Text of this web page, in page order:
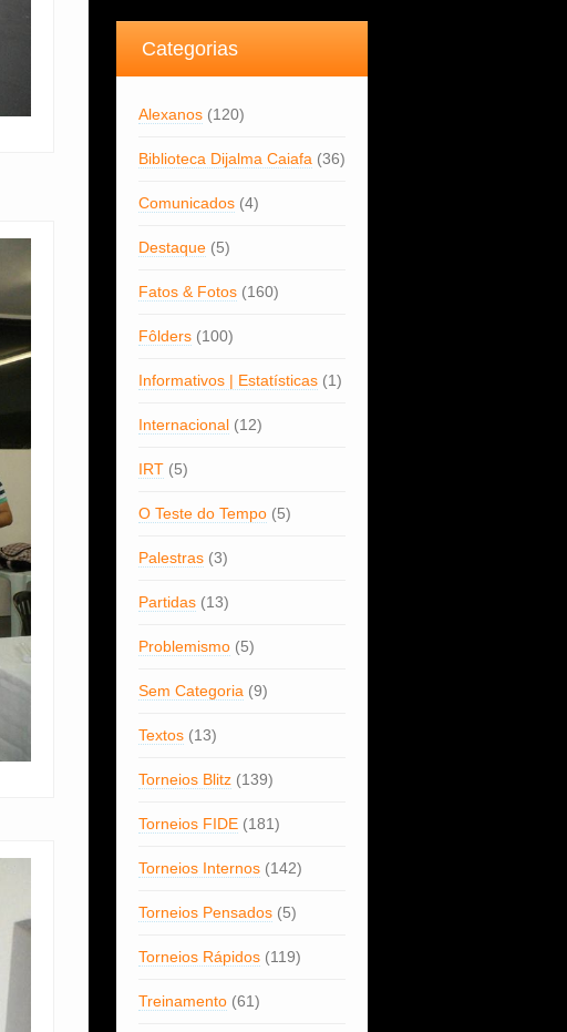
Categorias
Alexanos(120)
Biblioteca Dijalma Caiafa(36)
Comunicados(4)
Destaque(5)
Fatos & Fotos(160)
Fôlders(100)
Informativos | Estatísticas(1)
Internacional(12)
IRT(5)
O Teste do Tempo(5)
Palestras(3)
Partidas(13)
Problemismo(5)
Sem Categoria(9)
Textos(13)
Torneios Blitz(139)
Torneios FIDE(181)
Torneios Internos(142)
Torneios Pensados(5)
Torneios Rápidos(119)
Treinamento(61)